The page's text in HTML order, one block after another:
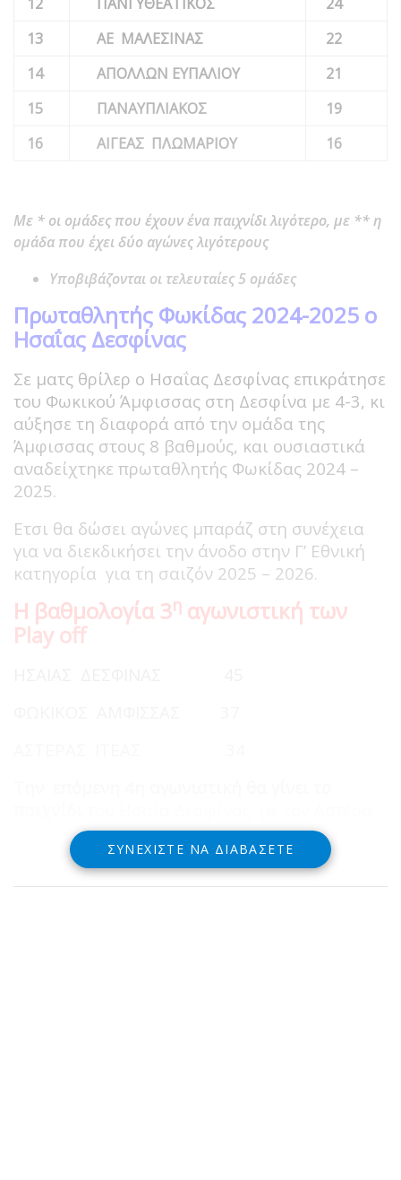
13
ΑΕ ΜΑΛΕΣΙΝΑΣ
22
14
ΑΠΟΛΛΩΝ ΕΥΠΑΛΙΟΥ
21
15
ΠΑΝΑΥΠΛΙΑΚΟΣ
19
16
ΑΙΓΕΑΣ ΠΛΩΜΑΡΙΟΥ 16
Με * οι ομάδες που έχουν ένα παιχνίδι λιγότερο, με ** η
ομάδα που έχει δύο αγώνες λιγότερους
Υποβιβάζονται οι τελευταίες 5 ομάδες
Πρωταθλητής Φωκίδας 2024-2025 ο
Ησαΐας Δεσφίνας
Σε ματς θρίλερ ο Ησαΐας Δεσφίνας επικράτησε
του Φωκικού Άμφισσας στη Δεσφίνα με 4-3, κι
αύξησε τη διαφορά από την ομάδα της
Άμφισσας στους 8 βαθμούς, και ουσιαστικά
αναδείχτηκε πρωταθλητής Φωκίδας 2024 –
2025.
Ετσι θα δώσει αγώνες μπαράζ στη συνέχεια
για να διεκδικήσει την άνοδο στην Γ’ Εθνική
κατηγορία για τη σαιζόν 2025 – 2026.
Η βαθμολογία 3η αγωνιστική των
Play off
ΣΥΝΕΧΊΣΤΕ ΝΑ ΔΙΑΒΆΣΕΤΕ